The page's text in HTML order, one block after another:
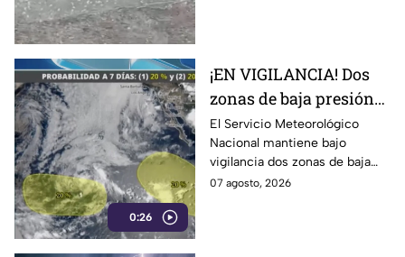
0:26
¡EN VIGILANCIA! Dos
zonas de baja presión
podrían convertirse en
ciclones; ¿se acercan a
México?
El Servicio Meteorológico
Nacional mantiene bajo
vigilancia dos zonas de baja
presión en el Pacífico, debido a
07 agosto, 2026